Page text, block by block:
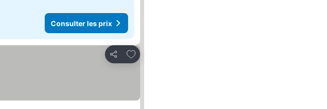
Consulter les prix
Partager
Ajouter à mes favoris